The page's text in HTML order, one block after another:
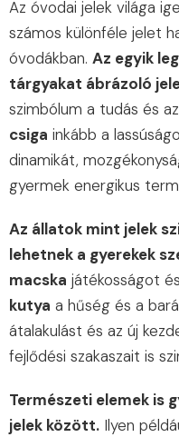
Az óvodai jelek világa
számos különféle jelet
óvodákban. Az egyik
tárgyakat ábrázoló
szimbólum a tudás és
csiga inkább a
dinamikát,
gyermek energikus
Az állatok mint jelek
lehetnek a gyerekek
macska játékosságot
kutya a hűség és a
átalakulást és az új
fejlődési szakaszait is
Természeti elemek is
jelek között. Ilyen